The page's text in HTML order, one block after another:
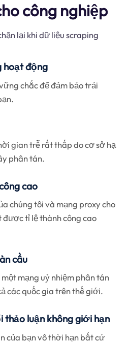
công nghiệp
lại khi dữ liệu scraping
hoạt động
chắc để đảm bảo trải
gian trễ rất thấp do cơ sở hạ
phân tán.
cao
chúng tôi và mạng proxy cho
được tỉ lệ thành công cao
cầu
mạng uỷ nhiệm phân tán
các quốc gia trên thế giới.
thảo luận không giới hạn
của bạn vô thời hạn bất cứ